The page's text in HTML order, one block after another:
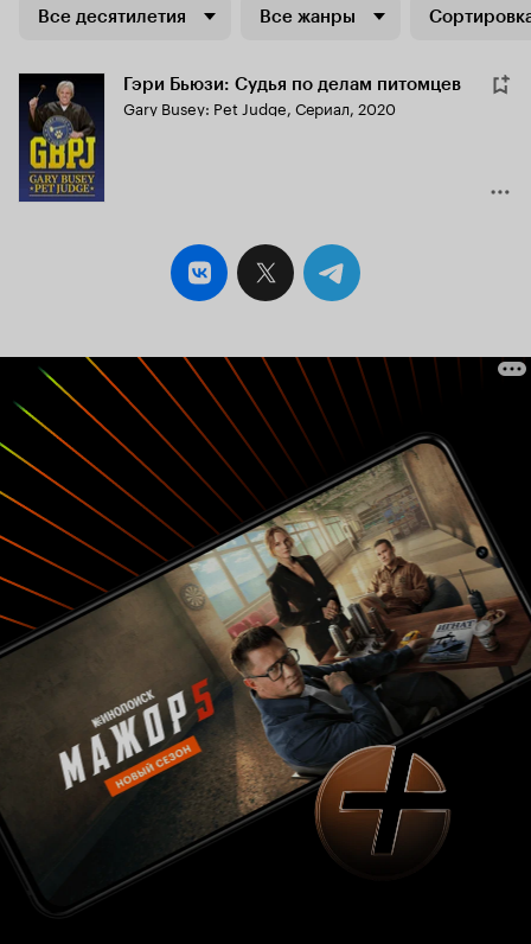
Все десятилетия Все жанры
Гэри Бьюзи: Судья по делам питомцев
Gary Busey: Pet Judge, Сериал, 2020